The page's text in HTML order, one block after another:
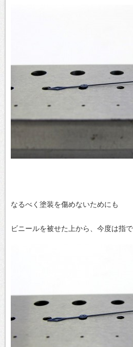
なるべく塗装を傷めないためにも
ビニールを被せた上から、今度は指